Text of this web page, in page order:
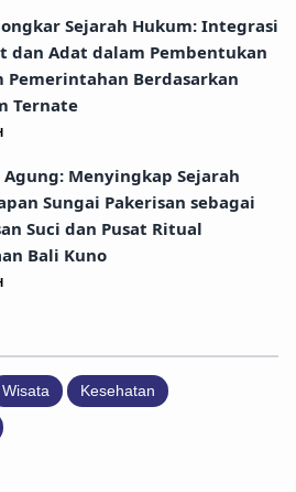
Sejarah Hukum: Integrasi
dan Adat dalam Pembentukan
Pemerintahan Berdasarkan
Ternate
Menyingkap Sejarah
Sungai Pakerisan sebagai
Suci dan Pusat Ritual
Bali Kuno
Wisata Kesehatan